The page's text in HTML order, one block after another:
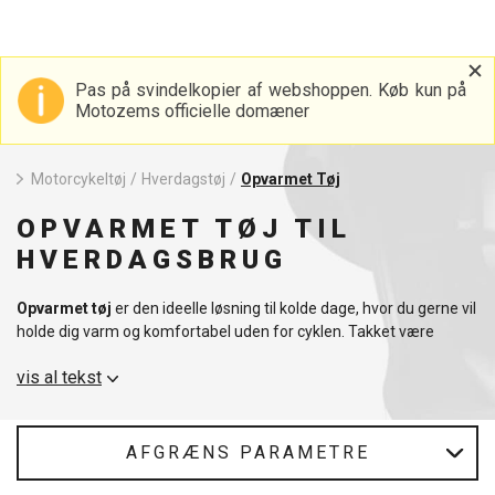
Pas på svindelkopier af webshoppen. Køb kun på
Motozems officielle domæner
Motorcykeltøj / Hverdagstøj / Opvarmet Tøj
OPVARMET TØJ TIL
HVERDAGSBRUG
Opvarmet tøj er den ideelle løsning til kolde dage, hvor du gerne vil
holde dig varm og komfortabel uden for cyklen. Takket være
dig på en behagelig temperatur under gåture, ture eller fritidstøj.
MotoZem tilbyder opvarmede veste og tilbehør, der bruger
genopladelige batterier og giver dig mulighed for at regulere
vis al tekst
AFGRÆNS PARAMETRE